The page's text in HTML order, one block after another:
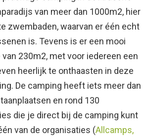
van meer dan 1000m2, hier
zwembaden, waarvan er één echt
is. Tevens is er een mooi
230m2, met voor iedereen een
heerlijk te onthaasten in deze
De camping heeft iets meer dan
en rond 130
die je direct bij de camping kunt
van de organisaties (Allcamps,